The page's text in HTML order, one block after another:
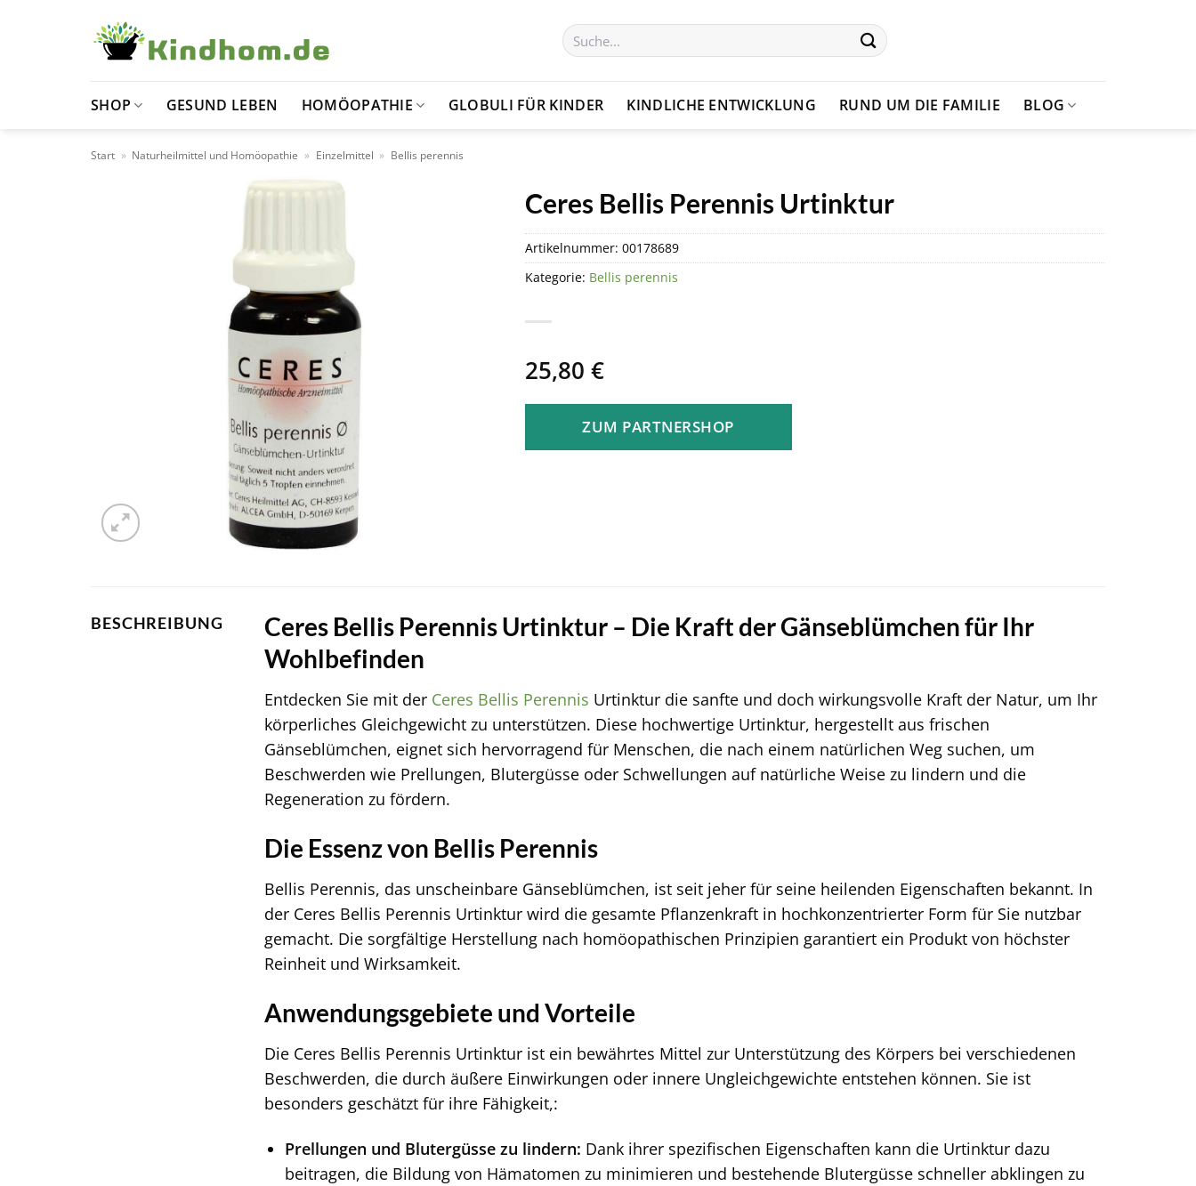
Suchen
nach:
SHOP GESUND LEBEN HOMÖOPATHIE GLOBULI FÜR KINDER KINDLICHE ENTWICKLUNG RUND UM DIE FAMILIE BLOG
Start » Naturheilmittel und Homöopathie » Einzelmittel » Bellis perennis
Ceres Bellis Perennis Urtinktur
25,80 €
ZUM PARTNERSHOP
Artikelnummer: 00178689
Kategorie: Bellis perennis
BESCHREIBUNG
Ceres Bellis Perennis Urtinktur – Die Kraft der Gänseblümchen für Ihr
Wohlbefinden
Entdecken Sie mit der Ceres Bellis Perennis Urtinktur die sanfte und doch wirkungsvolle Kraft der Natur, um Ihr
körperliches Gleichgewicht zu unterstützen. Diese hochwertige Urtinktur, hergestellt aus frischen
Gänseblümchen, eignet sich hervorragend für Menschen, die nach einem natürlichen Weg suchen, um
Beschwerden wie Prellungen, Blutergüsse oder Schwellungen auf natürliche Weise zu lindern und die
Regeneration zu fördern.
Die Essenz von Bellis Perennis
Bellis Perennis, das unscheinbare Gänseblümchen, ist seit jeher für seine heilenden Eigenschaften bekannt. In
der Ceres Bellis Perennis Urtinktur wird die gesamte Pflanzenkraft in hochkonzentrierter Form für Sie nutzbar
gemacht. Die sorgfältige Herstellung nach homöopathischen Prinzipien garantiert ein Produkt von höchster
Reinheit und Wirksamkeit.
Anwendungsgebiete und Vorteile
Die Ceres Bellis Perennis Urtinktur ist ein bewährtes Mittel zur Unterstützung des Körpers bei verschiedenen
Beschwerden, die durch äußere Einwirkungen oder innere Ungleichgewichte entstehen können. Sie ist
besonders geschätzt für ihre Fähigkeit,:
Prellungen und Blutergüsse zu lindern: Dank ihrer spezifischen Eigenschaften kann die Urtinktur dazu
beitragen, die Bildung von Hämatomen zu minimieren und bestehende Blutergüsse schneller abklingen zu